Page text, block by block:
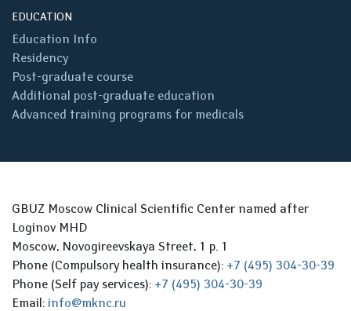
EDUCATION
Education Info
Residency
Post-graduate course
Additional post-graduate education
Advanced training programs for medicals
GBUZ Moscow Clinical Scientific Center named after
Loginov MHD
Moscow, Novogireevskaya Street, 1 p. 1
Phone (Compulsory health insurance): +7 (495) 304-30-39
Phone (Self pay services): +7 (495) 304-30-39
Email: info@mknc.ru